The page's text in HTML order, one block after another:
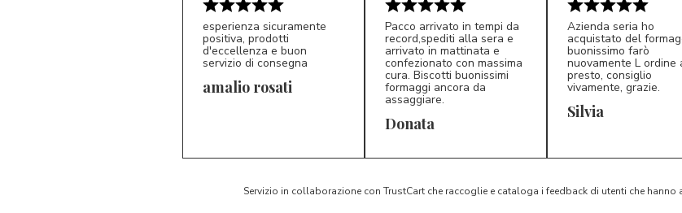
esperienza sicuramente
positiva, prodotti
d'eccellenza e buon
servizio di consegna
amalio rosati
D*
Pacco arrivato in tempi da
record,spediti alla sera e
arrivato in mattinata e
confezionato con massima
cura. Biscotti buonissimi
formaggi ancora da
assaggiare.
Donata S*
Azienda seria ho
acquistato del
buonissimo farò
nuovamente L ordine
presto, consiglio
vivamente, grazie.
Silvia
Servizio in collaborazione con TrustCart che raccoglie e cataloga i feedback di utenti che